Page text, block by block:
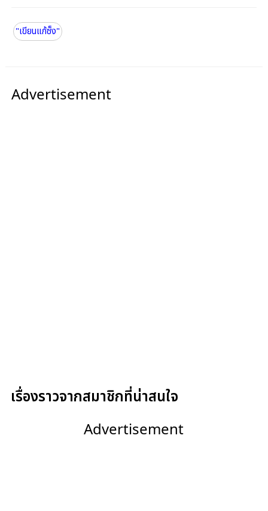
"เขียนแก้ซ็ง"
Advertisement
เรื่องราวจากสมาชิกที่น่าสนใจ
Advertisement